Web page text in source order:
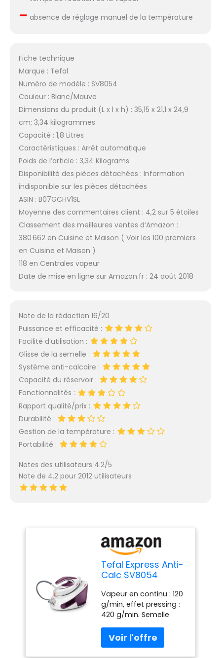
– absence de réglage manuel de la température
Fiche technique
Marque : Tefal
Numéro de modèle : SV8054
Couleur : Blanc/Mauve
Dimensions du produit (L x l x h) : 35,15 x 21,1 x 24,9
cm; 3,34 kilogrammes
Capacité : 1,8 Litres
Caractéristiques : Arrêt automatique
Poids de l’article : 3,34 Kilograms
Disponibilité des pièces détachées : Information
indisponible sur les pièces détachées
ASIN : B07GCHV1SL
Moyenne des commentaires client : 4,2 sur 5 étoiles
Classement des meilleures ventes d’Amazon :
380 662 en Cuisine et Maison ( Voir les 100 premiers
en Cuisine et Maison )
118 en Centrales vapeur
Date de mise en ligne sur Amazon.fr : 24 août 2018
Note de la rédaction 16/20
Puissance et efficacité :
Facilité d’utilisation :
Glisse de la semelle :
Système anti-calcaire :
Capacité du réservoir :
Fonctionnalités :
Rapport qualité/prix :
Durabilité :
Gestion de la température :
Portabilité :
Notes des utilisateurs 4.2/5
Note de 4.2 pour 2012 utilisateurs
Tefal Express Anti-
Calc SV8054
2800 W 1,8 l
Duriliumsohle
Violett - Wei?
(SV8054)
Vapeur en continu : 120
g/min, effet pressing :
420 g/min. Semelle
Particulièrement
antidérapante et
résistante aux rayures.